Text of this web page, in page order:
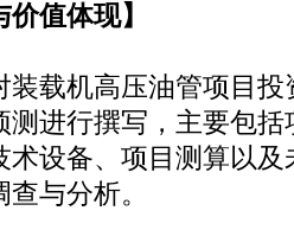
价值体现】
载机高压油管项目投
测进行撰写，主要包
术设备、项目测算以
与分析。